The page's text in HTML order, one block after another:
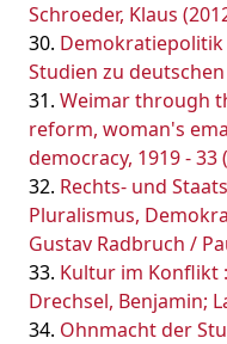
Schroeder, Klaus
Studien zu
Weimar through
reform, woman's
democracy, 1919 - 33
Rechts- und
Pluralismus,
Gustav Radbruch /
Kultur im Konflikt
Drechsel, Benjamin;
Ohnmacht der